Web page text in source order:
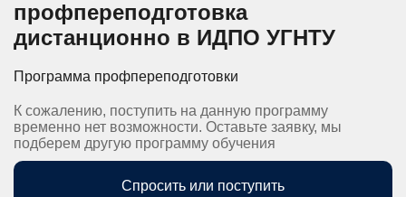
профпереподготовка
дистанционно в ИДПО УГНТУ
Программа профпереподготовки
К сожалению, поступить на данную программу
временно нет возможности. Оставьте заявку, мы
подберем другую программу обучения
Спросить или поступить